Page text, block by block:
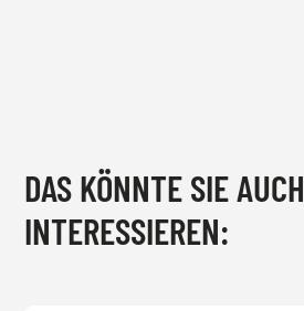
DAS KÖNNTE SIE AUCH
INTERESSIEREN: